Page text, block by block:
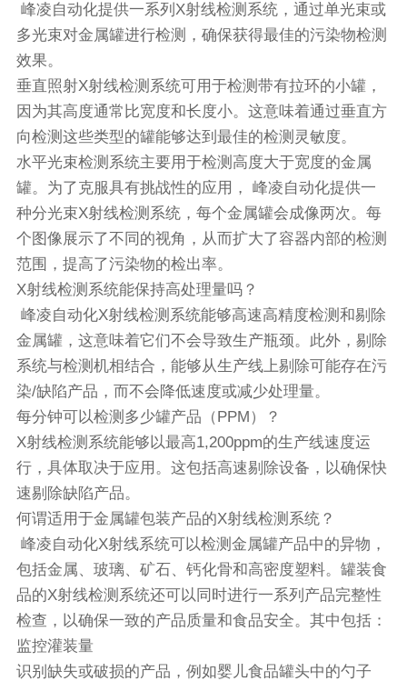
峰凌自动化提供一系列X射线检测系统，通过单光束或
多光束对金属罐进行检测，确保获得最佳的污染物检测
效果。
垂直照射X射线检测系统可用于检测带有拉环的小罐，
因为其高度通常比宽度和长度小。这意味着通过垂直方
向检测这些类型的罐能够达到最佳的检测灵敏度。
水平光束检测系统主要用于检测高度大于宽度的金属
罐。为了克服具有挑战性的应用， 峰凌自动化提供一
种分光束X射线检测系统，每个金属罐会成像两次。每
个图像展示了不同的视角，从而扩大了容器内部的检测
范围，提高了污染物的检出率。
X射线检测系统能保持高处理量吗？
峰凌自动化X射线检测系统能够高速高精度检测和剔除
金属罐，这意味着它们不会导致生产瓶颈。此外，剔除
系统与检测机相结合，能够从生产线上剔除可能存在污
染/缺陷产品，而不会降低速度或减少处理量。
每分钟可以检测多少罐产品（PPM）？
X射线检测系统能够以最高1,200ppm的生产线速度运
行，具体取决于应用。这包括高速剔除设备，以确保快
速剔除缺陷产品。
何谓适用于金属罐包装产品的X射线检测系统？
峰凌自动化X射线系统可以检测金属罐产品中的异物，
包括金属、玻璃、矿石、钙化骨和高密度塑料。罐装食
品的X射线检测系统还可以同时进行一系列产品完整性
检查，以确保一致的产品质量和食品安全。其中包括：
监控灌装量
识别缺失或破损的产品，例如婴儿食品罐头中的勺子